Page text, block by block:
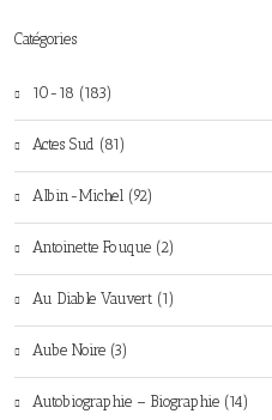
Catégories
10-18 (183)
Actes Sud (81)
Albin-Michel (92)
Antoinette Fouque (2)
Au Diable Vauvert (1)
Aube Noire (3)
Autobiographie – Biographie (14)